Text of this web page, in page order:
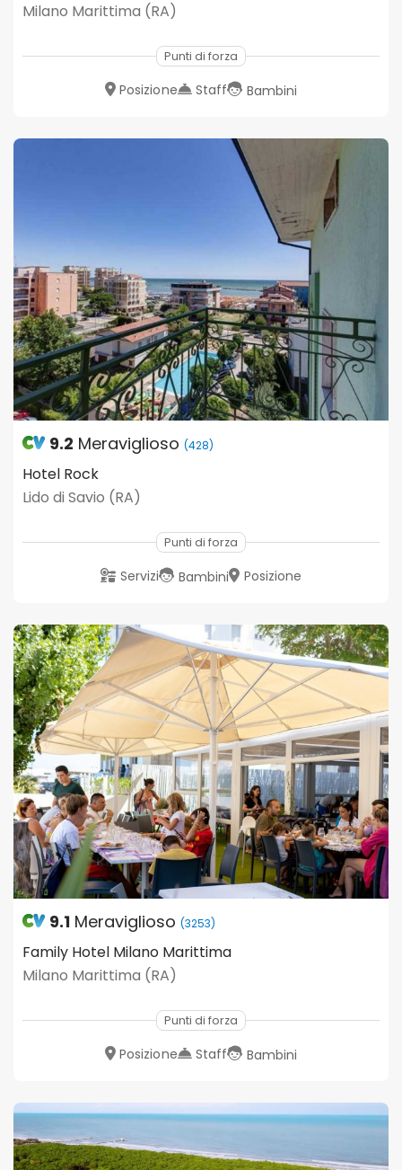
Milano Marittima (RA)
Punti di forza
Posizione Staff Bambini
9.2 Meraviglioso (428)
Hotel Rock
Lido di Savio (RA)
Punti di forza
Servizi Bambini Posizione
9.1 Meraviglioso (3253)
Family Hotel Milano Marittima
Milano Marittima (RA)
Punti di forza
Posizione Staff Bambini